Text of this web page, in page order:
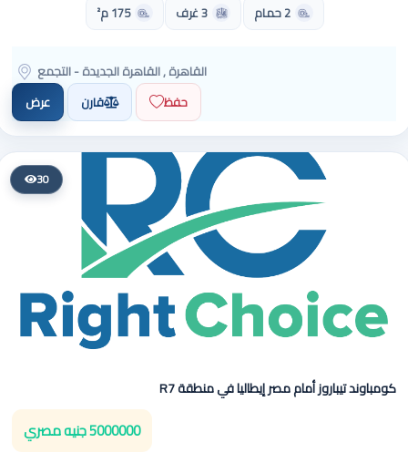
2 حمام 3 غرف 175 م²
القاهرة , القاهرة الجديدة - التجمع
حفظ
قارن عرض
30
كومباوند تيباروز أمام مصر إيطاليا في منطقة R7
5000000 جنيه مصري